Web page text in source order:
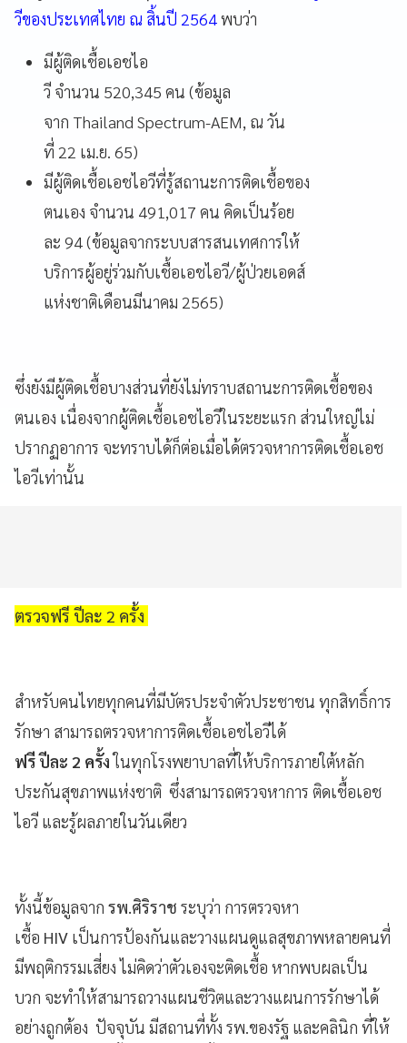
วีของประเทศไทย ณ สิ้นปี 2564พบว่า
มีผู้ติดเชื้อเอชไอ
วี จำนวน 520,345 คน (ข้อมูล
จาก Thailand Spectrum-AEM, ณ วัน
ที่ 22 เม.ย. 65)
มีผู้ติดเชื้อเอชไอวีที่รู้สถานะการติดเชื้อของ
ตนเอง จำนวน 491,017 คน คิดเป็นร้อย
ละ 94 (ข้อมูลจากระบบสารสนเทศการให้
บริการผู้อยู่ร่วมกับเชื้อเอชไอวี/ผู้ป่วยเอดส์
แห่งชาติเดือนมีนาคม 2565)
ซึ่งยังมีผู้ติดเชื้อบางส่วนที่ยังไม่ทราบสถานะการติดเชื้อของ
ตนเอง เนื่องจากผู้ติดเชื้อเอชไอวีในระยะแรก ส่วนใหญ่ไม่
ปรากฏอาการ จะทราบได้ก็ต่อเมื่อได้ตรวจหาการติดเชื้อเอช
ไอวีเท่านั้น
ตรวจฟรี ปีละ 2 ครั้ง
สำหรับคนไทยทุกคนที่มีบัตรประจำตัวประชาชน ทุกสิทธิ์การ
รักษา สามารถตรวจหาการติดเชื้อเอชไอวีได้
ฟรี ปีละ 2 ครั้งในทุกโรงพยาบาลที่ให้บริการภายใต้หลัก
ประกันสุขภาพแห่งชาติ ซึ่งสามารถตรวจหาการ ติดเชื้อเอช
ไอวี และรู้ผลภายในวันเดียว
ทั้งนี้ข้อมูลจาก รพ.ศิริราช ระบุว่า การตรวจหา
เชื้อ HIV เป็นการป้องกันและวางแผนดูแลสุขภาพหลายคนที่
มีพฤติกรรมเสี่ยง ไม่คิดว่าตัวเองจะติดเชื้อ หากพบผลเป็น
บวก จะทำให้สามารถวางแผนชีวิตและวางแผนการรักษาได้
อย่างถูกต้อง ปัจจุบัน มีสถานที่ทั้ง รพ.ของรัฐ และคลินิก ที่ให้